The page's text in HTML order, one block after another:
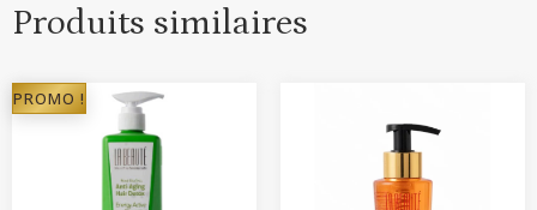
Produits similaires
PROMO !